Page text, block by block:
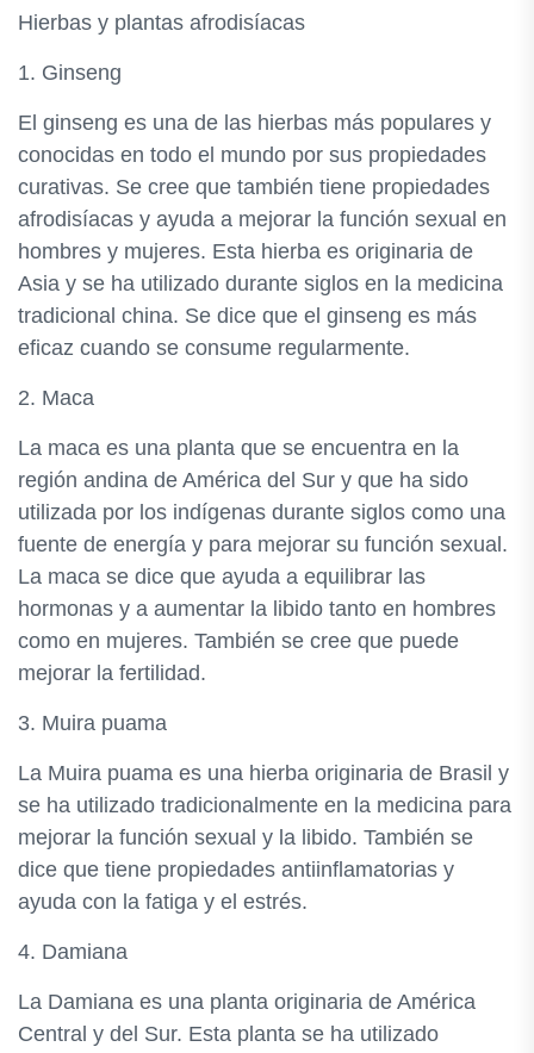
Hierbas y plantas afrodisíacas
1. Ginseng
El ginseng es una de las hierbas más populares y
conocidas en todo el mundo por sus propiedades
curativas. Se cree que también tiene propiedades
afrodisíacas y ayuda a mejorar la función sexual en
hombres y mujeres. Esta hierba es originaria de
Asia y se ha utilizado durante siglos en la medicina
tradicional china. Se dice que el ginseng es más
eficaz cuando se consume regularmente.
2. Maca
La maca es una planta que se encuentra en la
región andina de América del Sur y que ha sido
utilizada por los indígenas durante siglos como una
fuente de energía y para mejorar su función sexual.
La maca se dice que ayuda a equilibrar las
hormonas y a aumentar la libido tanto en hombres
como en mujeres. También se cree que puede
mejorar la fertilidad.
3. Muira puama
La Muira puama es una hierba originaria de Brasil y
se ha utilizado tradicionalmente en la medicina para
mejorar la función sexual y la libido. También se
dice que tiene propiedades antiinflamatorias y
ayuda con la fatiga y el estrés.
4. Damiana
La Damiana es una planta originaria de América
Central y del Sur. Esta planta se ha utilizado